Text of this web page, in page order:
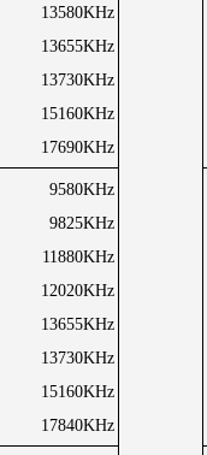
13580KHz
13655KHz
13730KHz
15160KHz
17690KHz
9580KHz
9825KHz
11880KHz
12020KHz
13655KHz
13730KHz
15160KHz
17840KHz